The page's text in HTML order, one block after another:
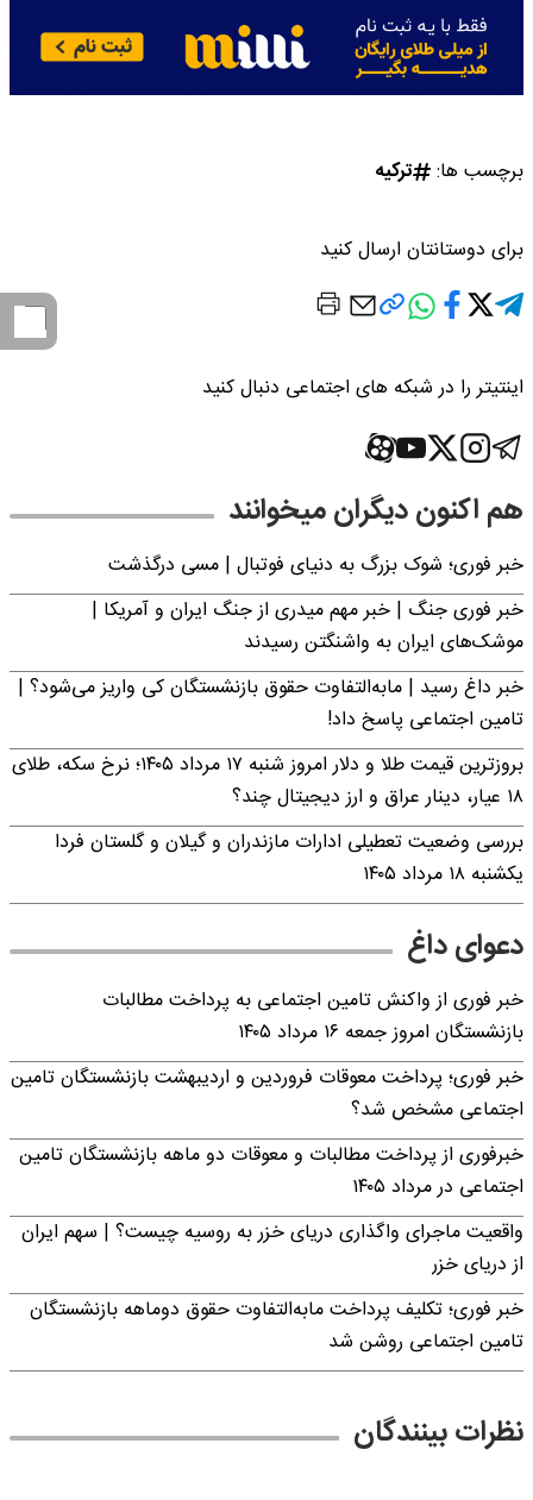
برچسب ها: ترکیه
برای دوستانتان ارسال کنید
اینتیتر را در شبکه های اجتماعی دنبال کنید
هم اکنون دیگران میخوانند
خبر فوری؛‌ شوک بزرگ به دنیای فوتبال | مسی درگذشت
خبر فوری جنگ | خبر مهم میدری از جنگ ایران و آمریکا |
موشک‌های ایران به واشنگتن رسیدند
خبر داغ رسید | مابه‌التفاوت حقوق بازنشستگان کی واریز می‌شود؟ |
تامین اجتماعی پاسخ داد!
بروزترین قیمت طلا و دلار امروز شنبه ۱۷ مرداد ۱۴۰۵؛ نرخ سکه، طلای
۱۸ عیار، دینار عراق و ارز دیجیتال چند؟
بررسی وضعیت تعطیلی ادارات مازندران و گیلان و گلستان فردا
یکشنبه ۱۸ مرداد ۱۴۰۵
دعوای داغ
خبر فوری از واکنش تامین اجتماعی به پرداخت مطالبات
بازنشستگان امروز جمعه ۱۶ مرداد ۱۴۰۵
خبر فوری؛ پرداخت معوقات فروردین و اردیبهشت بازنشستگان تامین
اجتماعی مشخص شد؟
خبرفوری از پرداخت مطالبات و معوقات دو ماهه بازنشستگان تامین
اجتماعی در مرداد ۱۴۰۵
واقعیت ماجرای واگذاری دریای خزر به روسیه چیست؟ | سهم ایران
از دریای خزر
خبر فوری؛ تکلیف پرداخت مابه‌التفاوت حقوق دوماهه بازنشستگان
تامین اجتماعی روشن شد
نظرات بینندگان